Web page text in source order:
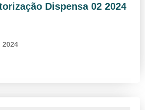
Dispensa 02 2024
2024